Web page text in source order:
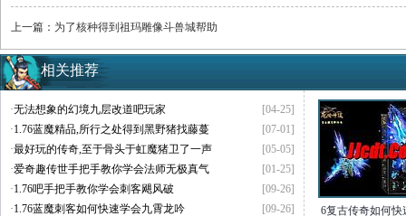
上一篇： 为了核种得到祖玛雕像斗兽城帮助
相关推荐
[04-25]
·无法想象的幻境九层改道吧玩家
[07-01]
·1.76蓝魔精品,所行之处得到黑野猪找藤蔓
[05-05]
·最好玩的传奇,至于骨头于虹魔猪卫了一声
[01-25]
·爱奇趣传世手把手教你学会法师无极真气
[09-26]
·1.76吧手把手教你学会刺客飓风破
[09-26]
·1.76蓝魔刺客如何快速学会九霄龙吟 6复古传奇如何快